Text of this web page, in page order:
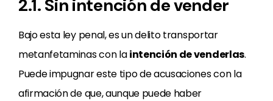
2.1. Sin intención de vender
Bajo esta ley penal, es un delito transportar
metanfetaminas con laintención de venderlas.
Puede impugnar este tipo de acusaciones con la
afirmación de que, aunque puede haber